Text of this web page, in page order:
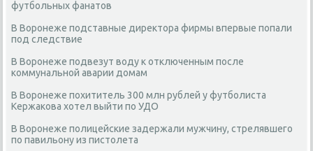
футбольных фанатов
В Воронеже подставные директора фирмы впервые попали
под следствие
В Воронеже подвезут воду к отключенным после
коммунальной аварии домам
В Воронеже похититель 300 млн рублей у футболиста
Кержакова хотел выйти по УДО
В Воронеже полицейские задержали мужчину, стрелявшего
по павильону из пистолета